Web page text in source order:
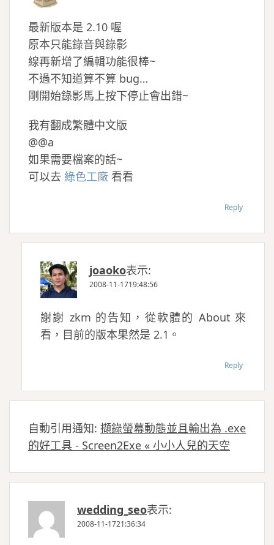
最新版本是 2.10 喔
原本只能錄音與錄影
線再新增了編輯功能很棒~
不過不知道算不算 bug…
剛開始錄影馬上按下停止會出錯~
我有翻成繁體中文版
@@a
如果需要檔案的話~
可以去 綠色工廠 看看
Reply
joaoko表示:
2008-11-1719:48:56
謝謝 zkm 的告知，從軟體的 About 來
看，目前的版本果然是 2.1。
Reply
自動引用通知: 擷錄螢幕動態並且輸出為 .exe
的好工具 - Screen2Exe « 小小人兒的天空
wedding_seo表示:
2008-11-1721:36:34